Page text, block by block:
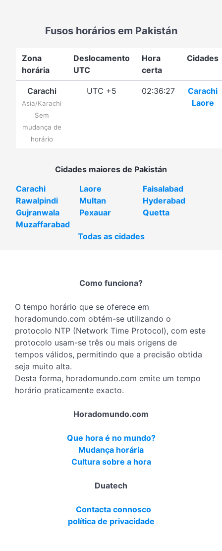
Fusos horários em Pakistán
Zona
horária
Deslocamento
UTC
Hora
certa
Cidades
Carachi
Asia/Karachi
Sem
mudança de
horário
UTC +5 02:36:27
Carachi
Laore
Cidades maiores de Pakistán
Carachi
Laore
Faisalabad
Rawalpindi
Multan
Hyderabad
Gujranwala
Pexauar
Quetta
Muzaffarabad
Todas as cidades
Como funciona?
O tempo horário que se oferece em
horadomundo.com obtém-se utilizando o
protocolo NTP (Network Time Protocol), com este
protocolo usam-se três ou mais origens de
tempos válidos, permitindo que a precisão obtida
seja muito alta.
Desta forma, horadomundo.com emite um tempo
horário praticamente exacto.
Horadomundo.com
Que hora é no mundo?
Mudança horária
Cultura sobre a hora
Duatech
Contacta connosco
política de privacidade